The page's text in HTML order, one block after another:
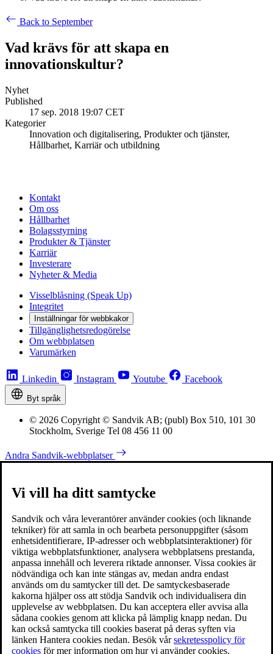
Back to September
Vad krävs för att skapa en
innovationskultur?
Nyhet
Published
17 sep. 2018 19:07 CET
Kategorier
Innovation och digitalisering, Produkter och tjänster,
Hållbarhet, Karriär och utbildning
Kontakt
Om oss
Hållbarhet
Bolagsstyrning
Produkter & Tjänster
Karriär
Investerare
Nyheter & Media
Visselblåsning (Speak Up)
Integritet
Inställningar för webbkakor
Tillgänglighetsredogörelse
Om webbplatsen
Varumärken
Linkedin Instagram Youtube Facebook
Byt språk
© 2026 Copyright © Sandvik AB; (publ) Box 510, 101 30
Stockholm, Sverige Tel 08 456 11 00
Andra Sandvik-webbplatser
Vi vill ha ditt samtycke
Sandvik och våra leverantörer använder cookies (och liknande
tekniker) för att samla in och bearbeta personuppgifter (såsom
enhetsidentifierare, IP-adresser och webbplatsinteraktioner) för
viktiga webbplatsfunktioner, analysera webbplatsens prestanda,
anpassa innehåll och leverera riktade annonser. Vissa cookies är
nödvändiga och kan inte stängas av, medan andra endast
används om du samtycker till det. De samtyckesbaserade
kakorna hjälper oss att stödja Sandvik och individualisera din
upplevelse av webbplatsen. Du kan acceptera eller avvisa alla
sådana cookies genom att klicka på lämplig knapp nedan. Du
kan också samtycka till cookies baserat på deras syften via
länken Hantera cookies nedan. Besök vårsekretesspolicy för
cookies för mer information om hur vi använder cookies.